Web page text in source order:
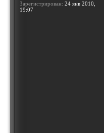
Зарегистрирован: 24 янв 2010,
19:07